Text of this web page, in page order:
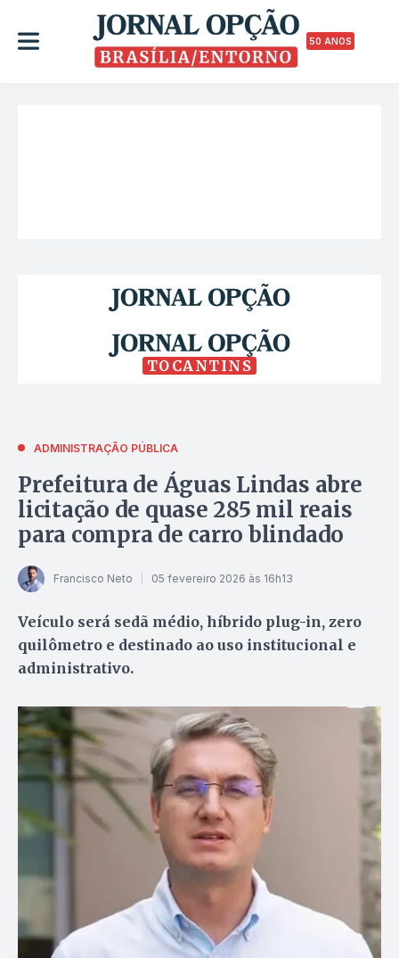
50 ANOS
TOCANTINS
ADMINISTRAÇÃO PÚBLICA
Prefeitura de Águas Lindas abre
licitação de quase 285 mil reais
para compra de carro blindado
Francisco Neto 05 fevereiro 2026 às 16h13
Veículo será sedã médio, híbrido plug-in, zero
quilômetro e destinado ao uso institucional e
administrativo.